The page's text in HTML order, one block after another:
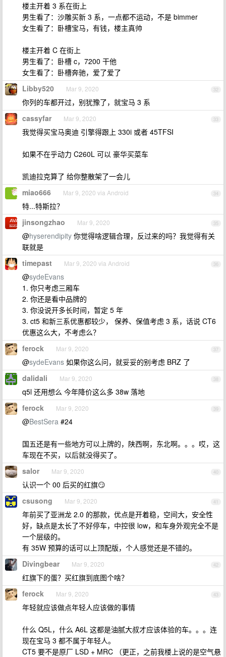
楼主开着 3 系在街上
男生看了：沙雕买新 3 系，一点都不运动，不是 bimmer
女生看了：卧槽宝马，有钱，楼主真帅
楼主开着 C 在街上
男生看了：卧槽 c，7200 干他
女生看了：卧槽奔驰，爱了爱了
32
Libby520 Mar 9, 2020
你列的车都开过，别犹豫了，就宝马 3 系
33
cassyfar Mar 9, 2020
我觉得买宝马奥迪 引擎得跟上 330i 或者 45TFSI
如果不在乎动力 C260L 可以 豪华买菜车
凯迪拉克算了 给你整散架了一会儿
34
miao666 Mar 9, 2020 via Android
特...特斯拉？
35
jinsongzhao Mar 9, 2020
@hyserendipity 你觉得啥逻辑合理，反过来的吗？我觉得有关
联就是
36
timepast Mar 9, 2020 via Android
@sydeEvans
1. 你只考虑三厢车
2. 你还是看中品牌的
3. 你没说开多长时间，暂定 5 年
3. ct5 和新三系优惠都较少， 保养、保值考虑 3 系，话说 CT6
优惠这么大，不考虑么？
37
ferock Mar 9, 2020
@sydeEvans 如果你这么问，就妥妥的别考虑 BRZ 了
38
dalidali Mar 9, 2020
q5l 还用想么 今年降价这么多 38w 落地
39
ferock Mar 9, 2020
@BestSera #24
国五还是有一些地方可以上牌的，陕西啊，东北啊。。。哎，这
车现在不买，以后就没得买了。
40
salor Mar 9, 2020
认识一个 00 后买的红旗😏
41
csusong Mar 9, 2020
年前买了亚洲龙 2.0 的那款，优点是开着稳，空间大，安全性
好，缺点是太长了不好停车，中控很 low，和车身外观完全不是
一个层级的。
有 35W 预算的话可以上顶配版，个人感觉还是不错的。
42
Divingbear Mar 9, 2020
红旗下的蛋？买红旗到底图个啥？
43
ferock Mar 9, 2020
年轻就应该做点年轻人应该做的事情
什么 Q5L，什么 A6L 这都是油腻大叔才应该体验的车。。。连
现在宝马 3 都不属于年轻人。
CT5 要不是原厂 LSD + MRC （更正，之前我楼上说的是空气悬